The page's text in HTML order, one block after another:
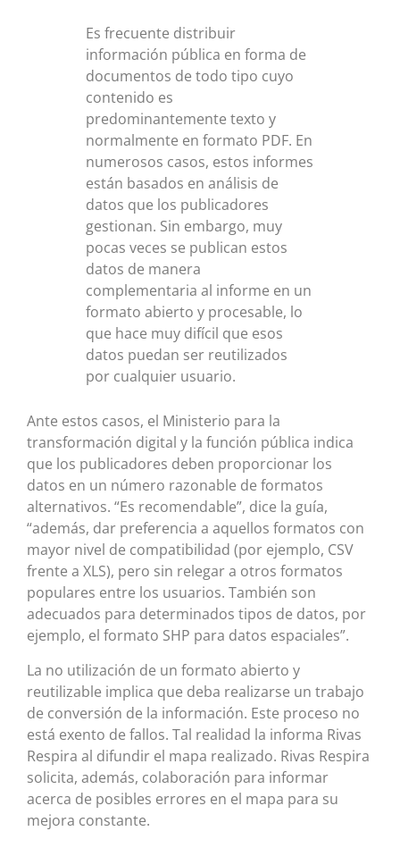
Es frecuente distribuir
información pública en forma de
documentos de todo tipo cuyo
contenido es
predominantemente texto y
normalmente en formato PDF. En
numerosos casos, estos informes
están basados en análisis de
datos que los publicadores
gestionan. Sin embargo, muy
pocas veces se publican estos
datos de manera
complementaria al informe en un
formato abierto y procesable, lo
que hace muy difícil que esos
datos puedan ser reutilizados
por cualquier usuario.
Ante estos casos, el Ministerio para la
transformación digital y la función pública indica
que los publicadores deben proporcionar los
datos en un número razonable de formatos
alternativos. “Es recomendable”, dice la guía,
“además, dar preferencia a aquellos formatos con
mayor nivel de compatibilidad (por ejemplo, CSV
frente a XLS), pero sin relegar a otros formatos
populares entre los usuarios. También son
adecuados para determinados tipos de datos, por
ejemplo, el formato SHP para datos espaciales”.
La no utilización de un formato abierto y
reutilizable implica que deba realizarse un trabajo
de conversión de la información. Este proceso no
está exento de fallos. Tal realidad la informa Rivas
Respira al difundir el mapa realizado. Rivas Respira
solicita, además, colaboración para informar
acerca de posibles errores en el mapa para su
mejora constante.